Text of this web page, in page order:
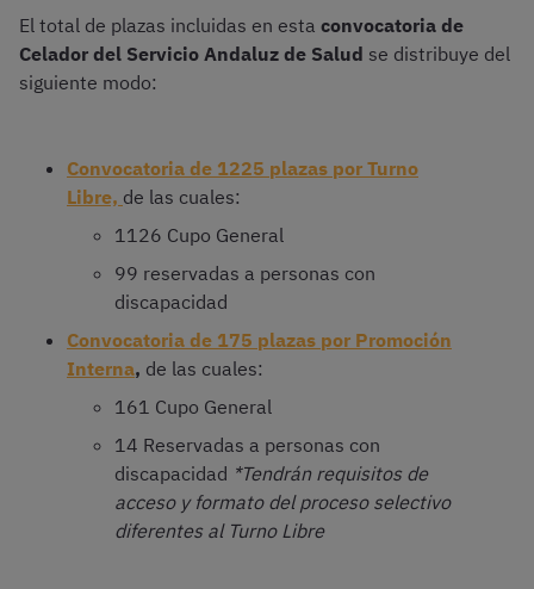
El total de plazas incluidas en esta convocatoria de
Celador del Servicio Andaluz de Salud se distribuye del
siguiente modo:
Convocatoria de 1225 plazas por Turno
Libre, de las cuales:
1126 Cupo General
99 reservadas a personas con
discapacidad
Convocatoria de 175 plazas por Promoción
Interna, de las cuales:
161 Cupo General
14 Reservadas a personas con
discapacidad *Tendrán requisitos de
acceso y formato del proceso selectivo
diferentes al Turno Libre